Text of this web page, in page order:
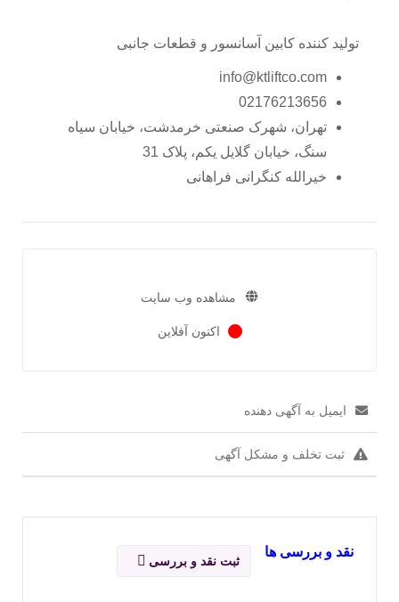
تولید کننده کابین آسانسور و قطعات جانبی
info@ktliftco.com
02176213656
تهران، شهرک صنعتی خرمدشت، خیابان سیاه
سنگ، خیابان گلایل یکم، پلاک 31
خیرالله کنگرانی فراهانی
مشاهده وب سایت
اکنون آفلاین
ایمیل به آگهی دهنده
ثبت تخلف و مشکل آگهی
نقد و بررسی ها
ثبت نقد و بررسی